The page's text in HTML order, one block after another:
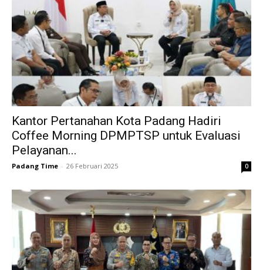
Kantor Pertanahan Kota Padang Hadiri
Coffee Morning DPMPTSP untuk Evaluasi
Pelayanan...
Padang Time - 26 Februari 2025 0